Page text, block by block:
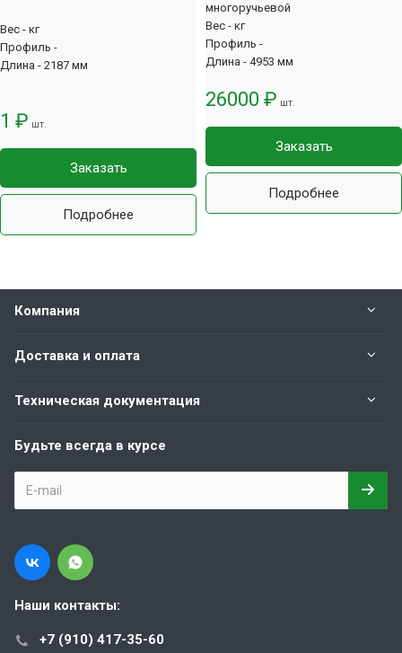
Вес - кг
Профиль -
Длина - 2187 мм
1 ₽ шт.
Заказать
Подробнее
многоручьевой
Вес - кг
Профиль -
Длина - 4953 мм
26000 ₽ шт.
Заказать
Подробнее
Компания
Доставка и оплата
Техническая документация
Будьте всегда в курсе
Наши контакты:
+7 (910) 417-35-60